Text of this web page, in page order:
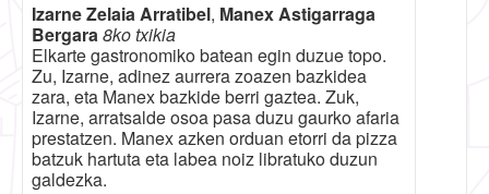
Izarne Zelaia Arratibel, Manex Astigarraga
Bergara8ko txikia
Elkarte gastronomiko batean egin duzue topo.
Zu, Izarne, adinez aurrera zoazen bazkidea
zara, eta Manex bazkide berri gaztea. Zuk,
Izarne, arratsalde osoa pasa duzu gaurko afaria
prestatzen. Manex azken orduan etorri da pizza
batzuk hartuta eta labea noiz libratuko duzun
galdezka.